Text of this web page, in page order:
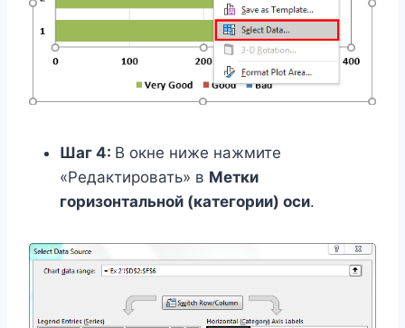
Шаг 4: В окне ниже нажмите
«Редактировать» в Метки
горизонтальной (категории) оси.